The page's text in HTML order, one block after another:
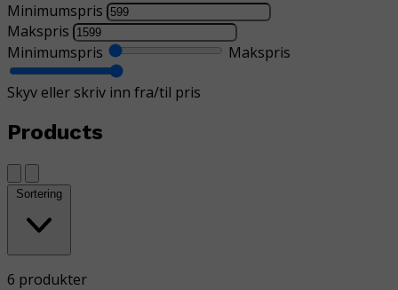
Minimumspris
Makspris
Minimumspris
Makspris
Skyv eller skriv inn fra/til pris
Products
Sortering
6 produkter